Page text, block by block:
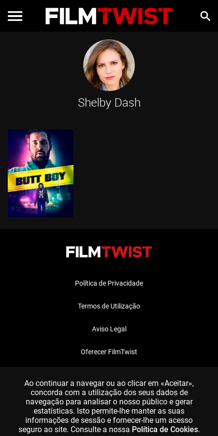
Shelby Dash
Política de Privacidade
Termos de Utilização
Aviso Legal
Oferecer FilmTwist
Ao continuar a navegar ou ao clicar em «Aceitar»,
concorda com a utilização dos seus dados de
navegação para analisar o nosso público e gerar
estatísticas. Isto permite-lhe manter as suas
informações de sessão e fornecer-lhe um acesso
seguro ao site. Consulte a nossa Política de Cookies.